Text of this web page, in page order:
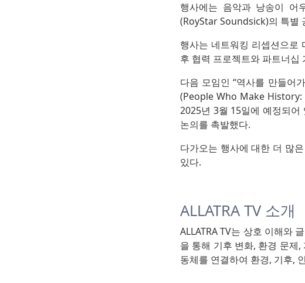
행사에는 음악과 낭송이 어
(RoyStar Soundsick)의 특별
행사는 네트워킹 리셉션으로
후 협력 프로젝트와 파트너십
다음 모임인 “역사를 만들어
(People Who Make
2025년 3월 15일에 예정되
논의를 촉발했다.
다가오는 행사에 대한 더 많
있다.
ALLATRA TV 소개
ALLATRA TV는 상호 이해와
을 통해 기후 변화, 환경 문제
동체를 연결하여 환경, 기후,